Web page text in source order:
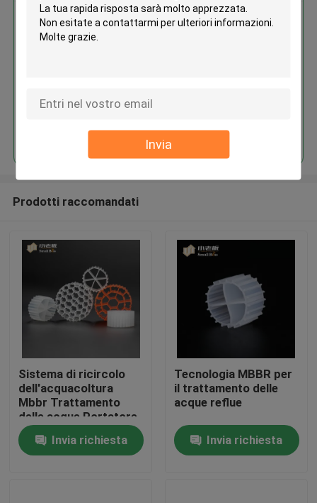
Invia
Casa
Prodotti
K1 Media MBBR Bio filtro per il
Continua
Prodotti raccomandati
Sistema di ricircolo
dell'acquacoltura
Mbbr Trattamento
delle acque Portatore
galleggiante
Invia richiesta
Tecnologia MBBR per
il trattamento delle
acque reflue
Invia richiesta